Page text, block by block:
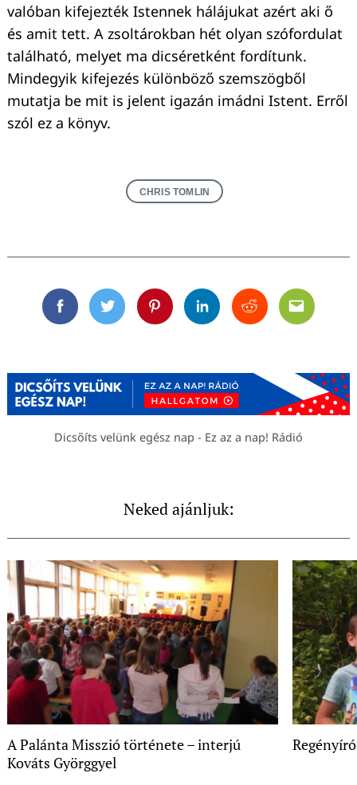
valóban kifejezték Istennek hálájukat azért aki ő
és amit tett. A zsoltárokban hét olyan szófordulat
található, melyet ma dicséretként fordítunk.
Mindegyik kifejezés különböző szemszögből
mutatja be mit is jelent igazán imádni Istent. Erről
szól ez a könyv.
CHRIS TOMLIN
FacebookTwitterPinterestLinkedinRedditEmail
Dicsőíts velünk egész nap - Ez az a nap! Rádió
Neked ajánljuk:
A Palánta Misszió története – interjú
Kováts Györggyel